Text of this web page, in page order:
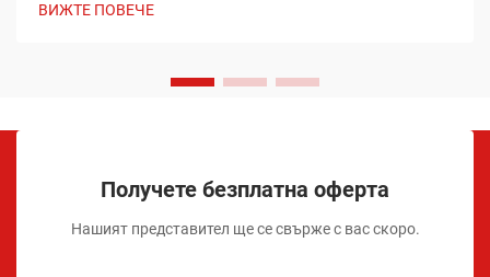
ВИЖТЕ ПОВЕЧЕ
Получете безплатна оферта
Нашият представител ще се свърже с вас скоро.